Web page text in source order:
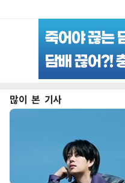
많이 본 기사